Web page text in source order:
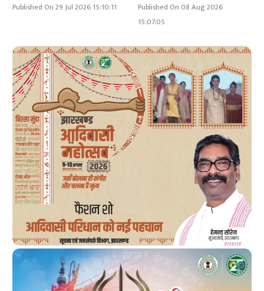
Published On 29 Jul 2026 15:10:11
Published On 08 Aug 2026
15:07:05